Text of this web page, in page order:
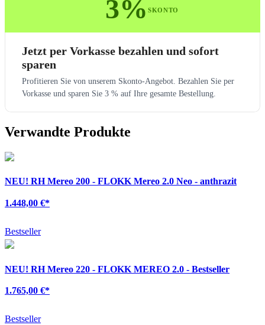
3%SKONTO
Jetzt per Vorkasse bezahlen und sofort
sparen
Profitieren Sie von unserem Skonto-Angebot. Bezahlen Sie per
Vorkasse und sparen Sie 3 % auf Ihre gesamte Bestellung.
Verwandte Produkte
NEU! RH Mereo 200 - FLOKK Mereo 2.0 Neo - anthrazit
1.448,00 €*
Bestseller
NEU! RH Mereo 220 - FLOKK MEREO 2.0 - Bestseller
1.765,00 €*
Bestseller